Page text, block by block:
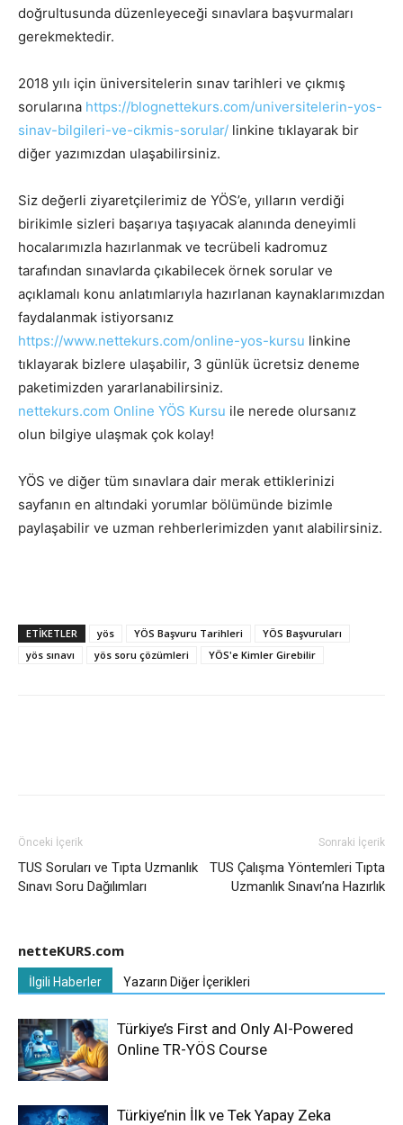
doğrultusunda düzenleyeceği sınavlara başvurmaları
gerekmektedir.
2018 yılı için üniversitelerin sınav tarihleri ve çıkmış
sorularına https://blognettekurs.com/universitelerin-yos-
sinav-bilgileri-ve-cikmis-sorular/ linkine tıklayarak bir
diğer yazımızdan ulaşabilirsiniz.
Siz değerli ziyaretçilerimiz de YÖS’e, yılların verdiği
birikimle sizleri başarıya taşıyacak alanında deneyimli
hocalarımızla hazırlanmak ve tecrübeli kadromuz
tarafından sınavlarda çıkabilecek örnek sorular ve
açıklamalı konu anlatımlarıyla hazırlanan kaynaklarımızdan
faydalanmak istiyorsanız
https://www.nettekurs.com/online-yos-kursu linkine
tıklayarak bizlere ulaşabilir, 3 günlük ücretsiz deneme
paketimizden yararlanabilirsiniz.
nettekurs.com Online YÖS Kursu ile nerede olursanız
olun bilgiye ulaşmak çok kolay!
YÖS ve diğer tüm sınavlara dair merak ettiklerinizi
sayfanın en altındaki yorumlar bölümünde bizimle
paylaşabilir ve uzman rehberlerimizden yanıt alabilirsiniz.
ETIKETLER yös YÖS Başvuru Tarihleri
YÖS Başvuruları
yös sınavı
yös soru çözümleri YÖS'e Kimler Girebilir
Önceki İçerik
TUS Soruları ve Tıpta Uzmanlık
Sınavı Soru Dağılımları
Sonraki İçerik
TUS Çalışma Yöntemleri Tıpta
Uzmanlık Sınavı’na Hazırlık
netteKURS.com
İlgili Haberler Yazarın Diğer İçerikleri
Türkiye’s First and Only AI-Powered
Online TR-YÖS Course
Türkiye’nin İlk ve Tek Yapay Zeka